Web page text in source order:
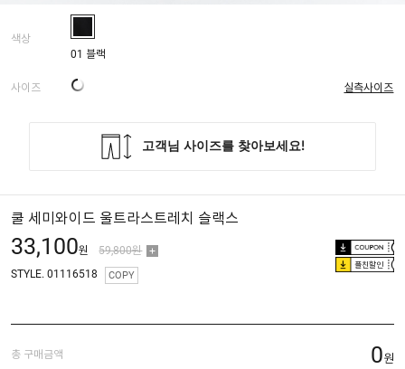
색상
01 블랙
사이즈 실측사이즈
쿨 세미와이드 울트라스트레치 슬랙스
33,100원 59,800원
플친할인
STYLE. 01116518 COPY
총 구매금액 0원